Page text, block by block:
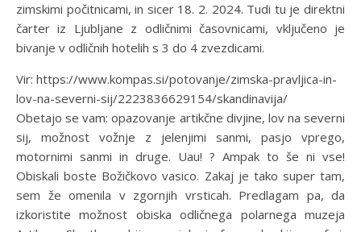
zimskimi počitnicami, in sicer 18. 2. 2024. Tudi tu je direktni
čarter iz Ljubljane z odličnimi časovnicami, vključeno je
bivanje v odličnih hotelih s 3 do 4 zvezdicami.
Vir: https://www.kompas.si/potovanje/zimska-pravljica-in-
lov-na-severni-sij/2223836629154/skandinavija/
Obetajo se vam: opazovanje artikčne divjine, lov na severni
sij, možnost vožnje z jelenjimi sanmi, pasjo vprego,
motornimi sanmi in druge. Uau! ? Ampak to še ni vse!
Obiskali boste Božičkovo vasico. Zakaj je tako super tam,
sem že omenila v zgornjih vrsticah. Predlagam pa, da
izkoristite možnost obiska odličnega polarnega muzeja